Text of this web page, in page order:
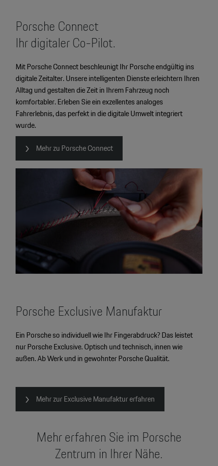
Porsche Connect
Ihr digitaler Co-Pilot.
Mit Porsche Connect beschleunigt Ihr Porsche endgültig ins
digitale Zeitalter. Unsere intelligenten Dienste erleichtern Ihren
Alltag und gestalten die Zeit in Ihrem Fahrzeug noch
komfortabler. Erleben Sie ein exzellentes analoges
Fahrerlebnis, das perfekt in die digitale Umwelt integriert
wurde.
Mehr zu Porsche Connect
Porsche Exclusive Manufaktur
Ein Porsche so individuell wie Ihr Fingerabdruck? Das leistet
nur Porsche Exclusive. Optisch und technisch, innen wie
außen. Ab Werk und in gewohnter Porsche Qualität.
Mehr zur Exclusive Manufaktur erfahren
Mehr erfahren Sie im Porsche
Zentrum in Ihrer Nähe.
2
2